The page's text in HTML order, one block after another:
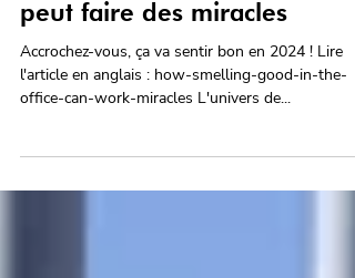
sentir bon au bureau
peut faire des miracles
office-can-work-miracles L'univers de...